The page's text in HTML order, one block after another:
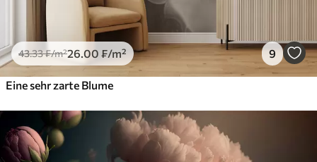
43.33₣/m²26 .00 ₣/m² 9
Eine sehr zarte Blume